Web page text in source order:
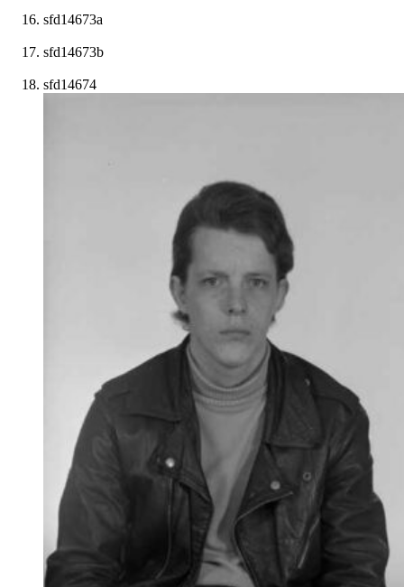
sfd14673a
sfd14673b
sfd14674